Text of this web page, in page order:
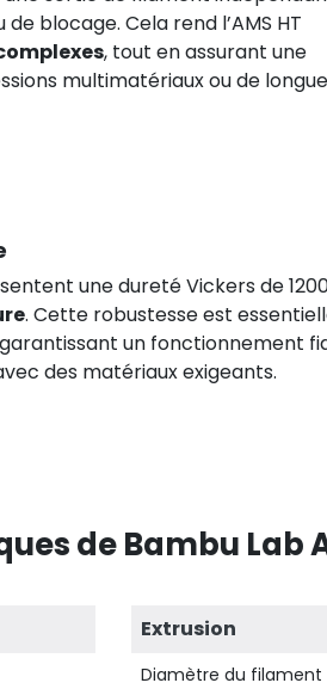
blocage. Cela rend l’AMS HT
, tout en assurant une
multimatériaux ou de longue
une dureté Vickers de
. Cette robustesse est
un fonctionnement
des matériaux exigeants.
de Bambu Lab
Extrusion
Diamètre du filament